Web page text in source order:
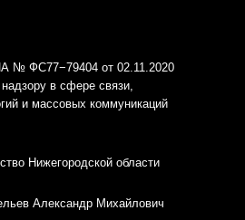
№ ФС77−79404 от 02.11.2020
в сфере связи,
и массовых коммуникаций
Нижегородской области
Александр Михайлович